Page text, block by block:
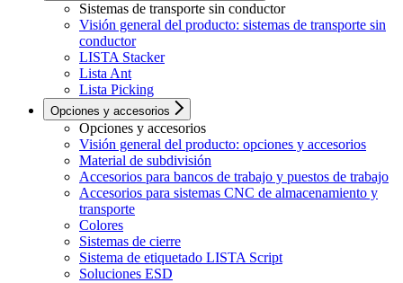
Sistemas de transporte sin conductor
Visión general del producto: sistemas de transporte sin
conductor
LISTA Stacker
Lista Ant
Lista Picking
Opciones y accesorios
Opciones y accesorios
Visión general del producto: opciones y accesorios
Material de subdivisión
Accesorios para bancos de trabajo y puestos de trabajo
Accesorios para sistemas CNC de almacenamiento y
transporte
Colores
Sistemas de cierre
Sistema de etiquetado LISTA Script
Soluciones ESD